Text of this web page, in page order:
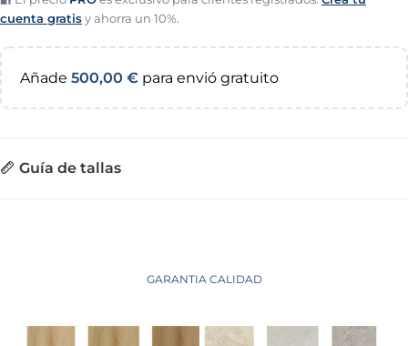
cuenta gratisy ahorra un 10%.
Añade 500,00 € para envió gratuito
Guía de tallas
GARANTIA CALIDAD